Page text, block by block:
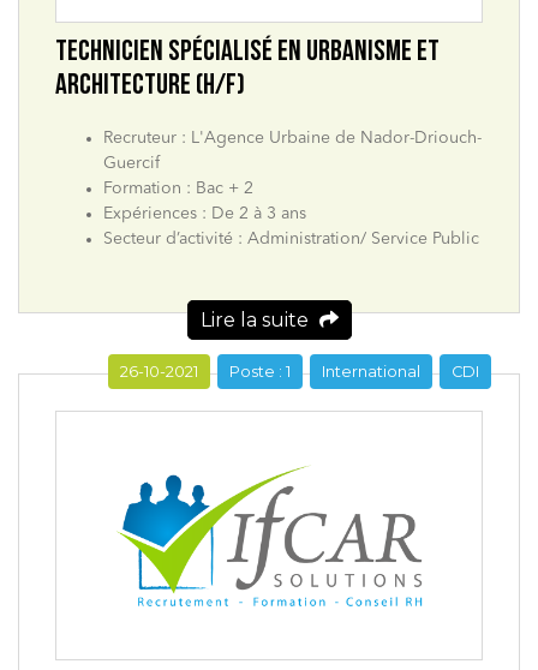
TECHNICIEN SPÉCIALISÉ EN URBANISME ET
ARCHITECTURE (H/F)
Recruteur : L'Agence Urbaine de Nador-Driouch-
Guercif
Formation : Bac + 2
Expériences : De 2 à 3 ans
Secteur d’activité : Administration/ Service Public
Lire la suite
CDI
International
Poste : 1
26-10-2021